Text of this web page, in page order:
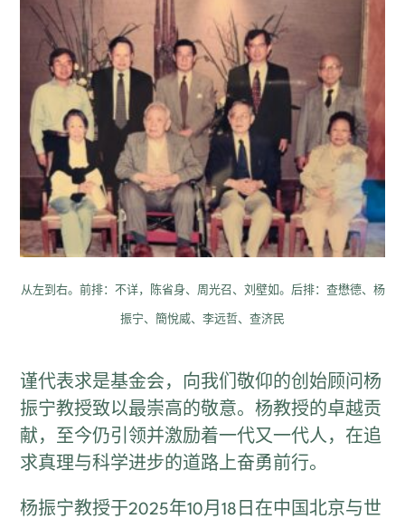
从左到右。前排：不详，陈省身、周光召、刘壁如。 后排：查懋德、杨
振宁、簡悅威、李远哲、查济民
谨代表求是基金会，向我们敬仰的创始顾问杨
振宁教授致以最崇高的敬意。杨教授的卓越贡
献，至今仍引领并激励着一代又一代人，在追
求真理与科学进步的道路上奋勇前行。
杨振宁教授于2025年10月18日在中国北京与世